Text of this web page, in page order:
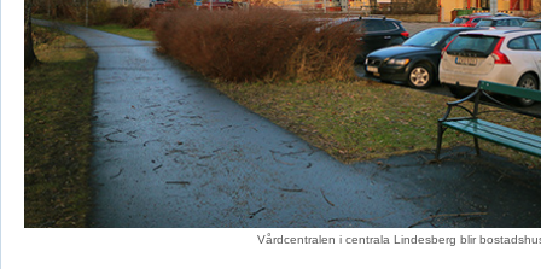
Vårdcentralen i centrala Lindesberg blir